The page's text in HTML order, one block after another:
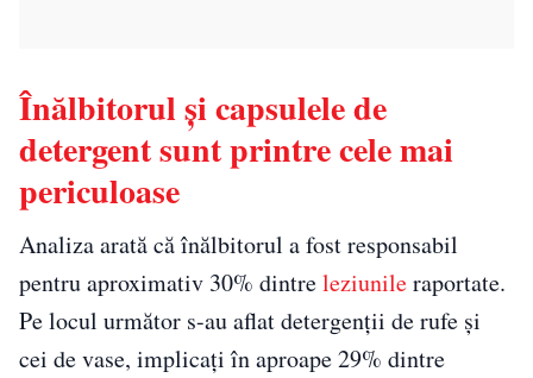
Înălbitorul și capsulele de
detergent sunt printre cele mai
periculoase
Analiza arată că înălbitorul a fost responsabil
pentru aproximativ 30% dintreleziunileraportate.
Pe locul următor s-au aflat detergenții de rufe și
cei de vase, implicați în aproape 29% dintre